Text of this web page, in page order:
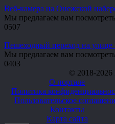
Веб-камера на Онежской
Мы предлагаем вам
0507
Пешеходный переход на улице
Мы предлагаем вам
0403
© 2018-
О портале
Политика
Пользовательское
Контакты
Карта сайта